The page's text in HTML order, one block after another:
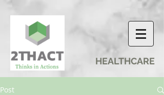
HEALTHCARE
Post